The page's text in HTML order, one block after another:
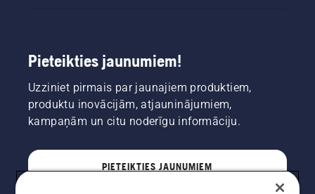
Pieteikties jaunumiem!
Uzziniet pirmais par jaunajiem produktiem,
produktu inovācijām, atjauninājumiem,
kampaņām un citu noderīgu informāciju.
PIETEIKTIES JAUNUMIEM